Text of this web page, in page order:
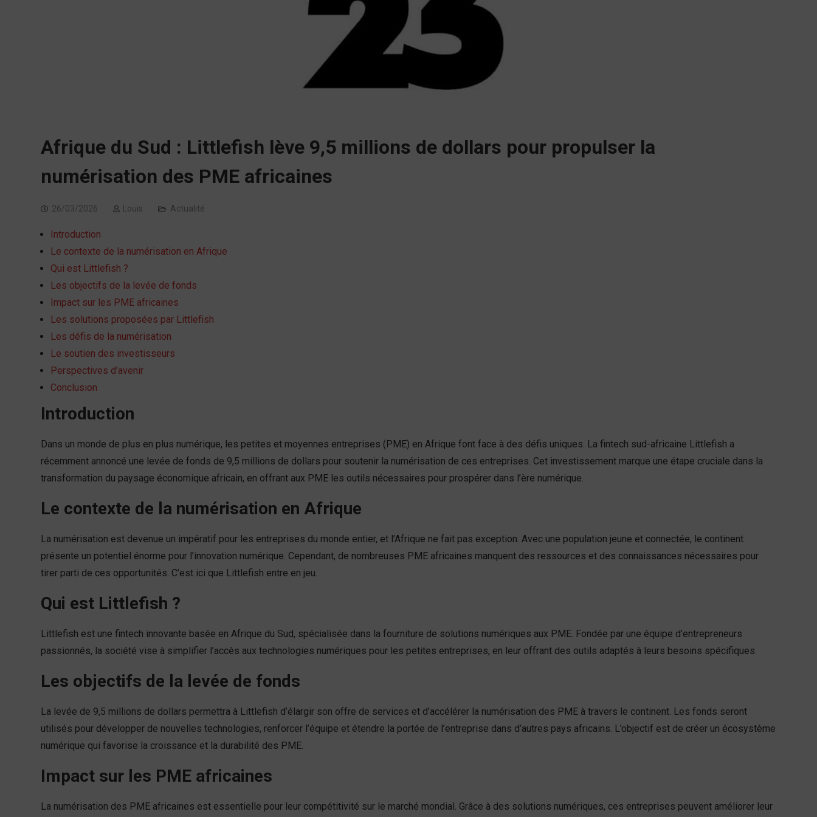
Afrique du Sud : Littlefish lève 9,5 millions de dollars pour propulser la
numérisation des PME africaines
26/03/2026 Louis Actualité
Introduction
Le contexte de la numérisation en Afrique
Qui est Littlefish ?
Les objectifs de la levée de fonds
Impact sur les PME africaines
Les solutions proposées par Littlefish
Les défis de la numérisation
Le soutien des investisseurs
Perspectives d’avenir
Conclusion
Introduction
Dans un monde de plus en plus numérique, les petites et moyennes entreprises (PME) en Afrique font face à des défis uniques. La fintech sud-africaine Littlefish a
récemment annoncé une levée de fonds de 9,5 millions de dollars pour soutenir la numérisation de ces entreprises. Cet investissement marque une étape cruciale dans la
transformation du paysage économique africain, en offrant aux PME les outils nécessaires pour prospérer dans l’ère numérique.
Le contexte de la numérisation en Afrique
La numérisation est devenue un impératif pour les entreprises du monde entier, et l’Afrique ne fait pas exception. Avec une population jeune et connectée, le continent
présente un potentiel énorme pour l’innovation numérique. Cependant, de nombreuses PME africaines manquent des ressources et des connaissances nécessaires pour
tirer parti de ces opportunités. C’est ici que Littlefish entre en jeu.
Qui est Littlefish ?
Littlefish est une fintech innovante basée en Afrique du Sud, spécialisée dans la fourniture de solutions numériques aux PME. Fondée par une équipe d’entrepreneurs
passionnés, la société vise à simplifier l’accès aux technologies numériques pour les petites entreprises, en leur offrant des outils adaptés à leurs besoins spécifiques.
Les objectifs de la levée de fonds
La levée de 9,5 millions de dollars permettra à Littlefish d’élargir son offre de services et d’accélérer la numérisation des PME à travers le continent. Les fonds seront
utilisés pour développer de nouvelles technologies, renforcer l’équipe et étendre la portée de l’entreprise dans d’autres pays africains. L’objectif est de créer un écosystème
numérique qui favorise la croissance et la durabilité des PME.
Impact sur les PME africaines
La numérisation des PME africaines est essentielle pour leur compétitivité sur le marché mondial. Grâce à des solutions numériques, ces entreprises peuvent améliorer leur